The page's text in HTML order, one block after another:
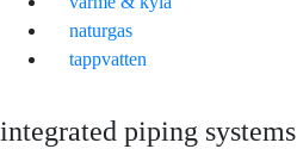
naturgas
tappvatten
integrated piping systems